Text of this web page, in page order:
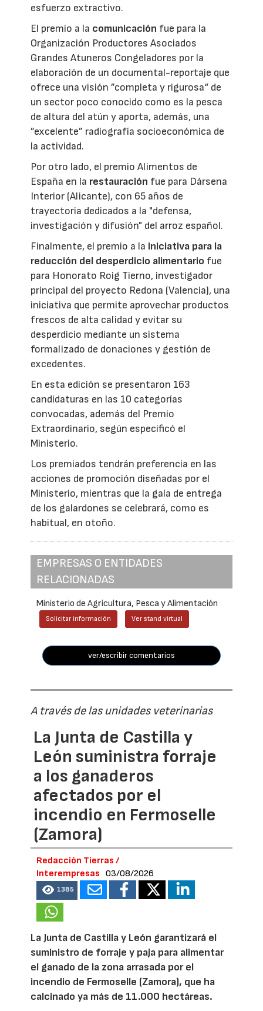
esfuerzo extractivo.
El premio a la comunicación fue para la
Organización Productores Asociados
Grandes Atuneros Congeladores por la
elaboración de un documental-reportaje que
ofrece una visión ”completa y rigurosa“ de
un sector poco conocido como es la pesca
de altura del atún y aporta, además, una
”excelente” radiografía socioeconómica de
la actividad.
Por otro lado, el premio Alimentos de
España en la restauración fue para Dársena
Interior (Alicante), con 65 años de
trayectoria dedicados a la "defensa,
investigación y difusión" del arroz español.
Finalmente, el premio a la iniciativa para la
reducción del desperdicio alimentario fue
para Honorato Roig Tierno, investigador
principal del proyecto Redona (Valencia), una
iniciativa que permite aprovechar productos
frescos de alta calidad y evitar su
desperdicio mediante un sistema
formalizado de donaciones y gestión de
excedentes.
En esta edición se presentaron 163
candidaturas en las 10 categorías
convocadas, además del Premio
Extraordinario, según especificó el
Ministerio.
Los premiados tendrán preferencia en las
acciones de promoción diseñadas por el
Ministerio, mientras que la gala de entrega
de los galardones se celebrará, como es
habitual, en otoño.
EMPRESAS O ENTIDADES
RELACIONADAS
Ministerio de Agricultura, Pesca y Alimentación
Solicitar información Ver stand virtual
ver/escribir comentarios
A través de las unidades veterinarias
La Junta de Castilla y
León suministra forraje
a los ganaderos
afectados por el
incendio en Fermoselle
(Zamora)
Redacción Tierras /
Interempresas
03/08/2026
1385
La Junta de Castilla y León garantizará el
suministro de forraje y paja para alimentar
el ganado de la zona arrasada por el
incendio de Fermoselle (Zamora), que ha
calcinado ya más de 11.000 hectáreas.